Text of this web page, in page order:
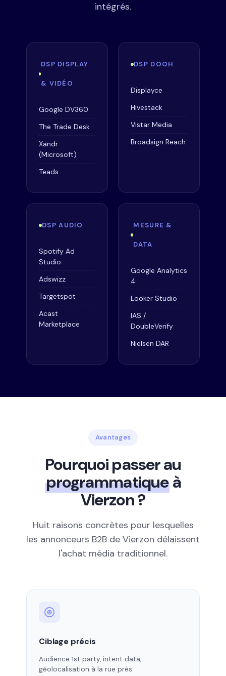
intégrés.
DSP DISPLAY
& VIDÉO
Google DV360
The Trade Desk
Xandr
(Microsoft)
Teads
DSP DOOH
Displayce
Hivestack
Vistar Media
Broadsign Reach
DSP AUDIO
Spotify Ad
Studio
Adswizz
Targetspot
Acast
Marketplace
MESURE &
DATA
Google Analytics
4
Looker Studio
IAS /
DoubleVerify
Nielsen DAR
Avantages
Pourquoi passer au
programmatiqueà
Vierzon ?
Huit raisons concrètes pour lesquelles
les annonceurs B2B de Vierzon délaissent
l'achat média traditionnel.
Ciblage précis
Audience 1st party, intent data,
géolocalisation à la rue près.